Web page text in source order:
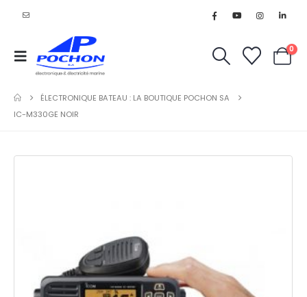
0
ÉLECTRONIQUE BATEAU : LA BOUTIQUE POCHON SA
IC-M330GE NOIR